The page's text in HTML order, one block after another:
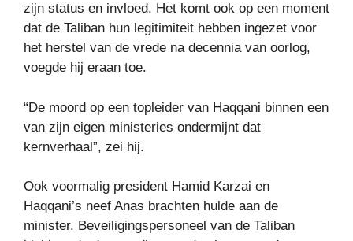
zijn status en invloed. Het komt ook op een moment
dat de Taliban hun legitimiteit hebben ingezet voor
het herstel van de vrede na decennia van oorlog,
voegde hij eraan toe.
“De moord op een topleider van Haqqani binnen een
van zijn eigen ministeries ondermijnt dat
kernverhaal”, zei hij.
Ook voormalig president Hamid Karzai en
Haqqani’s neef Anas brachten hulde aan de
minister. Beveiligingspersoneel van de Taliban